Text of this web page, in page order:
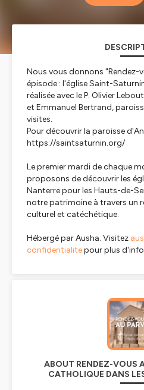
Nous vous donnons "Rendez-
épisode : l'église Saint-
réalisée avec le P. Olivier
et Emmanuel Bertrand,
visites.
Pour découvrir la paroisse
https://saintsaturnin.org/
Le premier mardi de chaque
proposons de découvrir les
Nanterre pour les Hauts-de-
notre patrimoine à travers un
culturel et catéchétique.
Hébergé par Ausha. Visitez
confidentialitepour plus
ABOUT RENDEZ-VOUS
CATHOLIQUE DANS